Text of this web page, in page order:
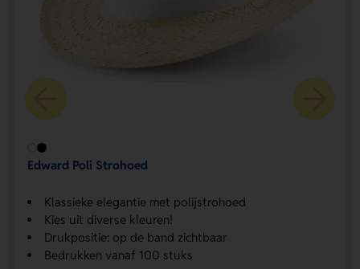
Edward Poli Strohoed
Klassieke elegantie met polijstrohoed
Kies uit diverse kleuren!
Drukpositie: op de band zichtbaar
Bedrukken vanaf 100 stuks